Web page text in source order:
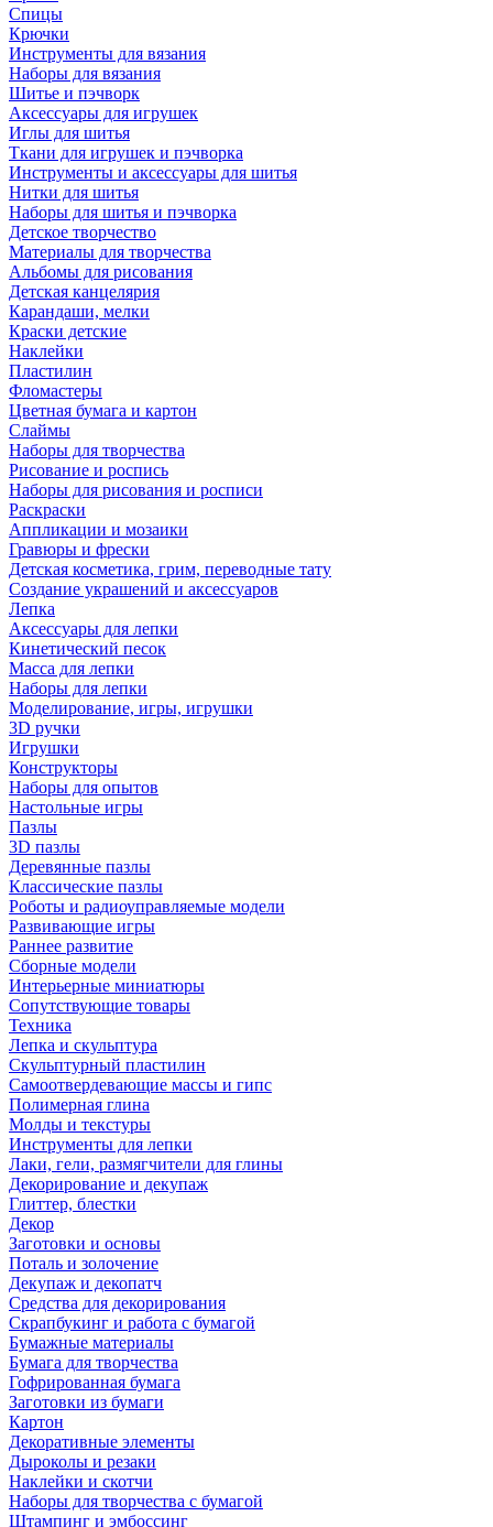
Спицы
Крючки
Инструменты для вязания
Наборы для вязания
Шитье и пэчворк
Аксессуары для игрушек
Иглы для шитья
Ткани для игрушек и пэчворка
Инструменты и аксессуары для шитья
Нитки для шитья
Наборы для шитья и пэчворка
Детское творчество
Материалы для творчества
Альбомы для рисования
Детская канцелярия
Карандаши, мелки
Краски детские
Наклейки
Пластилин
Фломастеры
Цветная бумага и картон
Слаймы
Наборы для творчества
Рисование и роспись
Наборы для рисования и росписи
Раскраски
Аппликации и мозаики
Гравюры и фрески
Детская косметика, грим, переводные тату
Создание украшений и аксессуаров
Лепка
Аксессуары для лепки
Кинетический песок
Масса для лепки
Наборы для лепки
Моделирование, игры, игрушки
3D ручки
Игрушки
Конструкторы
Наборы для опытов
Настольные игры
Пазлы
3D пазлы
Деревянные пазлы
Классические пазлы
Роботы и радиоуправляемые модели
Развивающие игры
Раннее развитие
Сборные модели
Интерьерные миниатюры
Сопутствующие товары
Техника
Лепка и скульптура
Скульптурный пластилин
Самоотвердевающие массы и гипс
Полимерная глина
Молды и текстуры
Инструменты для лепки
Лаки, гели, размягчители для глины
Декорирование и декупаж
Глиттер, блестки
Декор
Заготовки и основы
Поталь и золочение
Декупаж и декопатч
Средства для декорирования
Скрапбукинг и работа с бумагой
Бумажные материалы
Бумага для творчества
Гофрированная бумага
Заготовки из бумаги
Картон
Декоративные элементы
Дыроколы и резаки
Наклейки и скотчи
Наборы для творчества с бумагой
Штампинг и эмбоссинг